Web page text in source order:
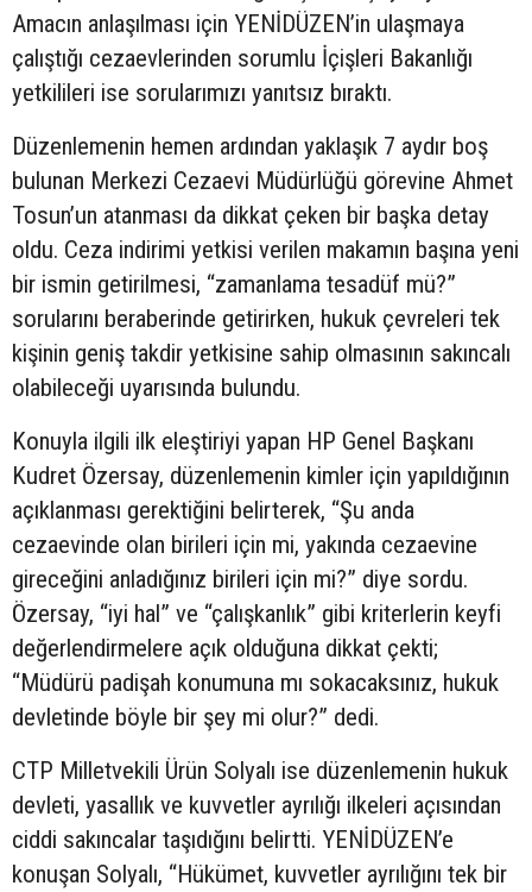
Amacın anlaşılması için YENİDÜZEN’in ulaşmaya
çalıştığı cezaevlerinden sorumlu İçişleri Bakanlığı
yetkilileri ise sorularımızı yanıtsız bıraktı.
Düzenlemenin hemen ardından yaklaşık 7 aydır boş
bulunan Merkezi Cezaevi Müdürlüğü görevine Ahmet
Tosun’un atanması da dikkat çeken bir başka detay
oldu. Ceza indirimi yetkisi verilen makamın başına yeni
bir ismin getirilmesi, “zamanlama tesadüf mü?”
sorularını beraberinde getirirken, hukuk çevreleri tek
kişinin geniş takdir yetkisine sahip olmasının sakıncalı
olabileceği uyarısında bulundu.
Konuyla ilgili ilk eleştiriyi yapan HP Genel Başkanı
Kudret Özersay, düzenlemenin kimler için yapıldığının
açıklanması gerektiğini belirterek, “Şu anda
cezaevinde olan birileri için mi, yakında cezaevine
gireceğini anladığınız birileri için mi?” diye sordu.
Özersay, “iyi hal” ve “çalışkanlık” gibi kriterlerin keyfi
değerlendirmelere açık olduğuna dikkat çekti;
“Müdürü padişah konumuna mı sokacaksınız, hukuk
devletinde böyle bir şey mi olur?” dedi.
CTP Milletvekili Ürün Solyalı ise düzenlemenin hukuk
devleti, yasallık ve kuvvetler ayrılığı ilkeleri açısından
ciddi sakıncalar taşıdığını belirtti. YENİDÜZEN’e
konuşan Solyalı, “Hükümet, kuvvetler ayrılığını tek bir